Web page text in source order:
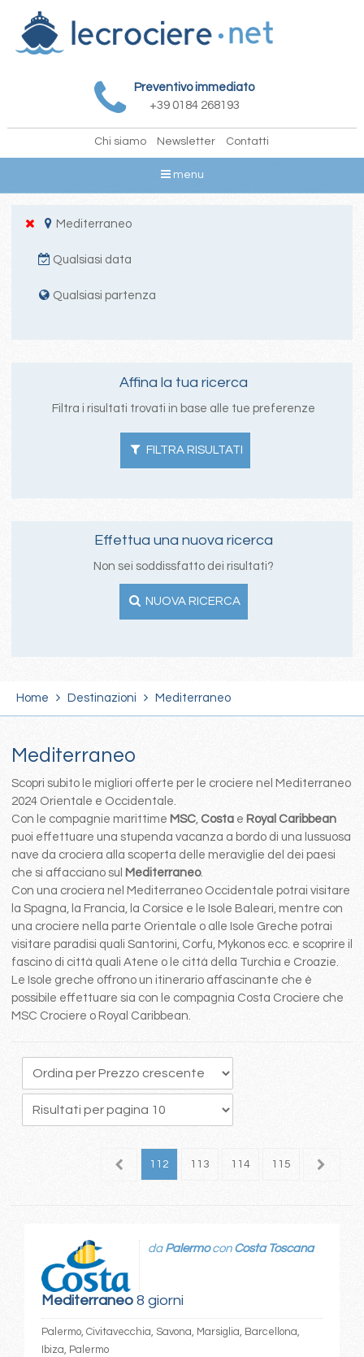
Preventivo immediato
+39 0184 268193
Chi siamo Newsletter Contatti
menu
Mediterraneo
Qualsiasi data
Qualsiasi partenza
Affina la tua ricerca
Filtra i risultati trovati in base alle tue preferenze
FILTRA RISULTATI
Effettua una nuova ricerca
Non sei soddissfatto dei risultati?
NUOVA RICERCA
Home Destinazioni Mediterraneo
Mediterraneo
Scopri subito le migliori offerte per le crociere nel Mediterraneo
2024 Orientale e Occidentale.
Con le compagnie marittime MSC, Costa e Royal Caribbean
puoi effettuare una stupenda vacanza a bordo di una lussuosa
nave da crociera alla scoperta delle meraviglie del dei paesi
che si affacciano sul Mediterraneo.
Con una crociera nel Mediterraneo Occidentale potrai visitare
la Spagna, la Francia, la Corsice e le Isole Baleari, mentre con
una crociere nella parte Orientale o alle Isole Greche potrai
visitare paradisi quali Santorini, Corfu, Mykonos ecc. e scoprire il
fascino di città quali Atene o le città della Turchia e Croazie.
Le Isole greche offrono un itinerario affascinante che è
possibile effettuare sia con le compagnia Costa Crociere che
MSC Crociere o Royal Caribbean.
111 112 113 114 115 116
Mediterraneo8 giorni
da Palermocon Costa Toscana
Palermo, Civitavecchia, Savona, Marsiglia, Barcellona,
Ibiza, Palermo